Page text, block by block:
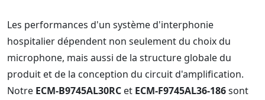
Les performances d'un système d'interphonie
hospitalier dépendent non seulement du choix du
microphone, mais aussi de la structure globale du
produit et de la conception du circuit d'amplification.
Notre ECM-B9745AL30RC et ECM-F9745AL36-186sont